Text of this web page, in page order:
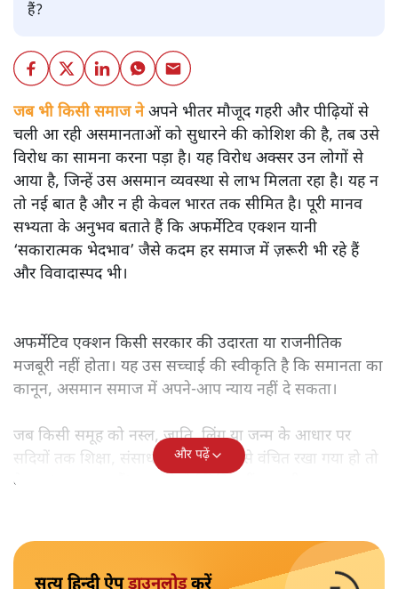
हैं?
जब भी किसी समाज नेअपने भीतर मौजूद गहरी और पीढ़ियों से
चली आ रही असमानताओं को सुधारने की कोशिश की है, तब उसे
विरोध का सामना करना पड़ा है। यह विरोध अक्सर उन लोगों से
आया है, जिन्हें उस असमान व्यवस्था से लाभ मिलता रहा है। यह न
तो नई बात है और न ही केवल भारत तक सीमित है। पूरी मानव
सभ्यता के अनुभव बताते हैं कि अफर्मेटिव एक्शन यानी
‘सकारात्मक भेदभाव’ जैसे कदम हर समाज में ज़रूरी भी रहे हैं
और विवादास्पद भी।
अफर्मेटिव एक्शन किसी सरकार की उदारता या राजनीतिक
मजबूरी नहीं होता। यह उस सच्चाई की स्वीकृति है कि समानता का
कानून, असमान समाज में अपने-आप न्याय नहीं दे सकता।
जब किसी समूह को नस्ल, जाति, लिंग या जन्म के आधार पर
सदियों तक शिक्षा, संसाधनों और सम्मान से वंचित रखा गया हो तो
केवल ‘सब बराबर हैं’ कह देने से स्थिति नहीं बदलती।
और पढ़ें